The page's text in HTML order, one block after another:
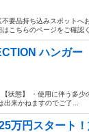
品持ち込みスポットへ
こちらのページをご確認
ハンガー
状態】 ・使用に伴う多少
来かねますのでご了...
円スタート！